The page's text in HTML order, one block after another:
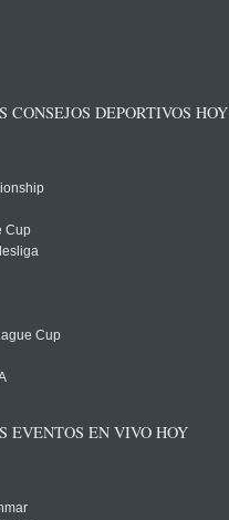
CONSEJOS DEPORTIVOS HOY
Cup
Cup
EVENTOS EN VIVO HOY